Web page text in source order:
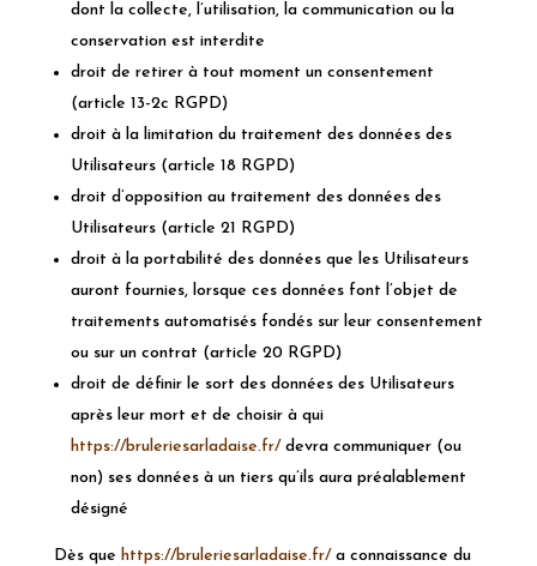
dont la collecte, l’utilisation, la communication ou la
conservation est interdite
droit de retirer à tout moment un consentement
(article 13-2c RGPD)
droit à la limitation du traitement des données des
Utilisateurs (article 18 RGPD)
droit d’opposition au traitement des données des
Utilisateurs (article 21 RGPD)
droit à la portabilité des données que les Utilisateurs
auront fournies, lorsque ces données font l’objet de
traitements automatisés fondés sur leur consentement
ou sur un contrat (article 20 RGPD)
droit de définir le sort des données des Utilisateurs
après leur mort et de choisir à qui
https://bruleriesarladaise.fr/devra communiquer (ou
non) ses données à un tiers qu’ils aura préalablement
désigné
Dès que https://bruleriesarladaise.fr/a connaissance du